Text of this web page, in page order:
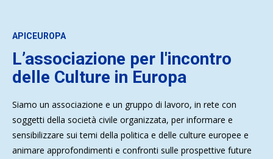
APICEUROPA
L’associazione per l'incontro
delle Culture in Europa
Siamo un associazione e un gruppo di lavoro, in rete con
soggetti della società civile organizzata, per informare e
sensibilizzare sui temi della politica e delle culture europee e
animare approfondimenti e confronti sulle prospettive future